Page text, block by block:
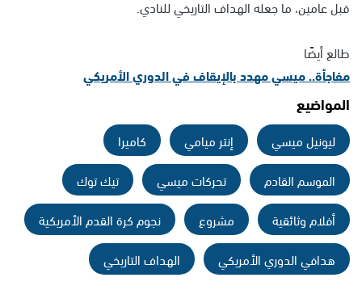
قبل عامين، ما جعله الهداف التاريخي للنادي.
طالع أيضًا
مفاجأة.. ميسي مهدد بالإيقاف في الدوري الأمريكي
المواضيع
ليونيل ميسي إنتر ميامي
كاميرا
الموسم القادم
تحركات ميسي
تيك توك
أفلام وثائقية
مشروع
نجوم كرة القدم الأمريكية
هدافي الدوري الأمريكي
الهداف التاريخي